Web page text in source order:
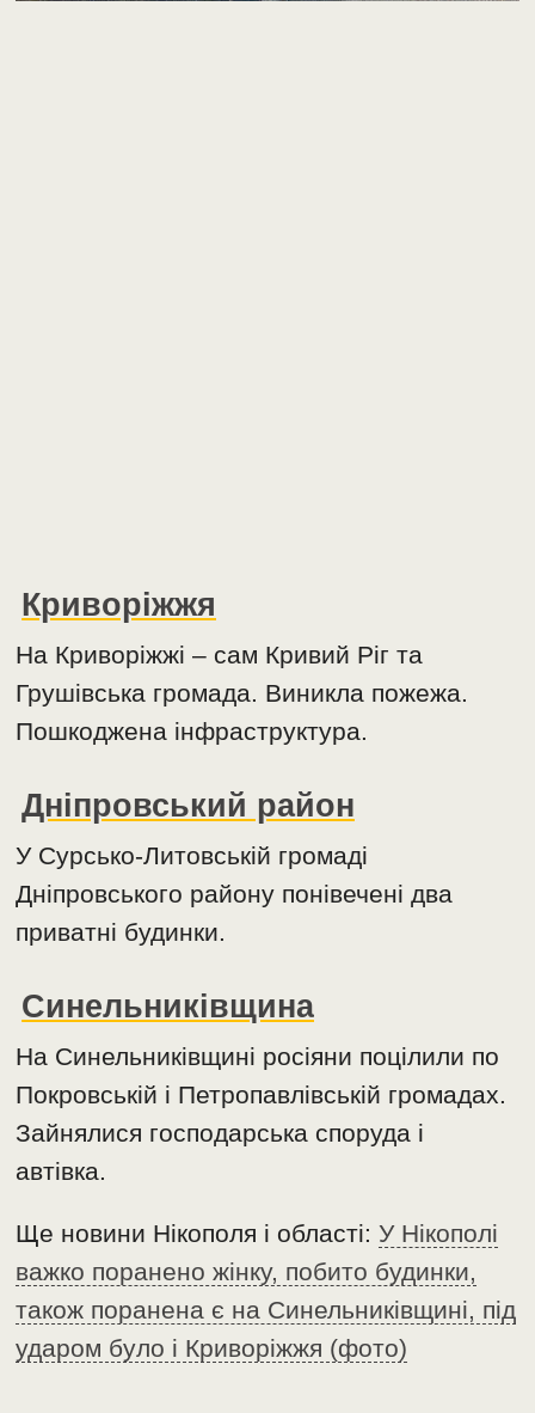
Криворіжжя
На Криворіжжі – сам Кривий Ріг та
Грушівська громада. Виникла пожежа.
Пошкоджена інфраструктура.
Дніпровський район
У Сурсько-Литовській громаді
Дніпровського району понівечені два
приватні будинки.
Синельниківщина
На Синельниківщині росіяни поцілили по
Покровській і Петропавлівській громадах.
Зайнялися господарська споруда і
автівка.
Ще новини Нікополя і області:У Нікополі
важко поранено жінку, побито будинки,
також поранена є на Синельниківщині, під
ударом було і Криворіжжя (фото)